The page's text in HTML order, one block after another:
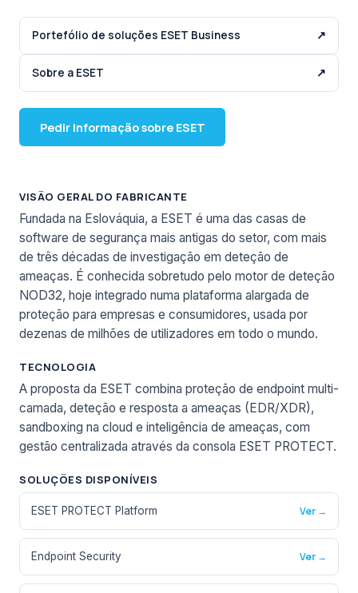
Portefólio de soluções ESET Business ↗
Sobre a ESET ↗
Pedir informação sobre ESET
VISÃO GERAL DO FABRICANTE
Fundada na Eslováquia, a ESET é uma das casas de
software de segurança mais antigas do setor, com mais
de três décadas de investigação em deteção de
ameaças. É conhecida sobretudo pelo motor de deteção
NOD32, hoje integrado numa plataforma alargada de
proteção para empresas e consumidores, usada por
dezenas de milhões de utilizadores em todo o mundo.
TECNOLOGIA
A proposta da ESET combina proteção de endpoint multi-
camada, deteção e resposta a ameaças (EDR/XDR),
sandboxing na cloud e inteligência de ameaças, com
gestão centralizada através da consola ESET PROTECT.
SOLUÇÕES DISPONÍVEIS
ESET PROTECT Platform Ver →
Endpoint Security Ver →